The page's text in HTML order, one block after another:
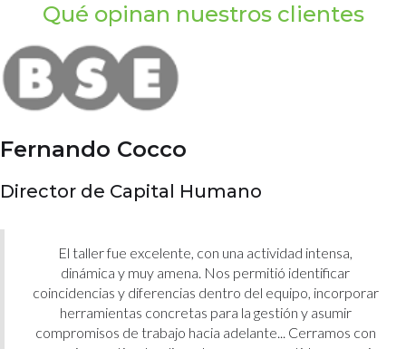
Qué opinan nuestros clientes
Fernando Cocco
Director de Capital Humano
El taller fue excelente, con una actividad intensa,
dinámica y muy amena. Nos permitió identificar
coincidencias y diferencias dentro del equipo, incorporar
herramientas concretas para la gestión y asumir
compromisos de trabajo hacia adelante... Cerramos con